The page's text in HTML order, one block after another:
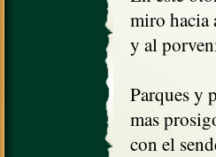
miro hacia
y al
Parques y
mas
con el